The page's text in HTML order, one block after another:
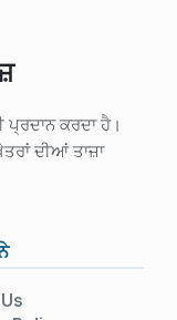
ਕਰਦਾ ਹੈ।
ਦੀਆਂ ਤਾਜ਼ਾ